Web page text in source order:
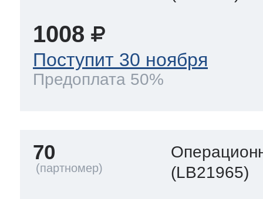
1008
Поступит 30 ноября
Предоплата 50%
70
(LB21965)